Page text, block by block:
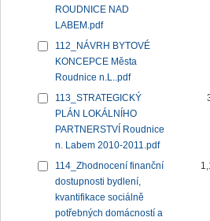
ROUDNICE NAD
LABEM.pdf
112_NÁVRH BYTOVÉ
KONCEPCE Města
Roudnice n.L..pdf
113_STRATEGICKÝ
PLÁN LOKÁLNÍHO
PARTNERSTVÍ Roudnice
n. Labem 2010-2011.pdf
114_Zhodnocení finanční
dostupnosti bydlení,
kvantifikace sociálně
potřebných domácností a